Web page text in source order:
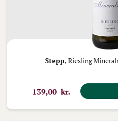
Stepp, Riesling
139,00 kr.